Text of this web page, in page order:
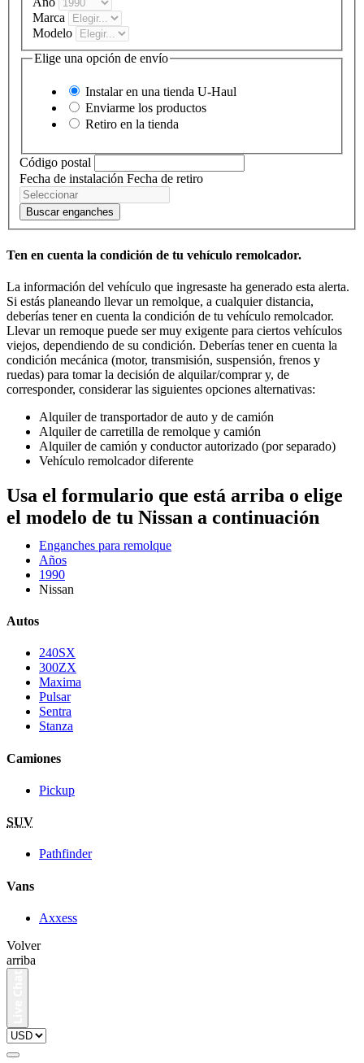
Marca
Modelo
Elige una opción de envío
Instalar en una tienda U-Haul
Enviarme los productos
Retiro en la tienda
Código postal
Fecha de instalación Fecha de retiro
Buscar enganches
Ten en cuenta la condición de tu vehículo remolcador.
La información del vehículo que ingresaste ha generado esta alerta.
Si estás planeando llevar un remolque, a cualquier distancia,
deberías tener en cuenta la condición de tu vehículo remolcador.
Llevar un remoque puede ser muy exigente para ciertos vehículos
viejos, dependiendo de su condición. Deberías tener en cuenta la
condición mecánica (motor, transmisión, suspensión, frenos y
ruedas) para tomar la decisión de alquilar/comprar y, de
corresponder, considerar las siguientes opciones alternativas:
Alquiler de transportador de auto y de camión
Alquiler de carretilla de remolque y camión
Alquiler de camión y conductor autorizado (por separado)
Vehículo remolcador diferente
Usa el formulario que está arriba o elige
el modelo de tu Nissan a continuación
Enganches para remolque
Años
1990
Nissan
Autos
240SX
300ZX
Maxima
Pulsar
Sentra
Stanza
Camiones
Pickup
SUV
Pathfinder
Vans
Axxess
Volver
arriba